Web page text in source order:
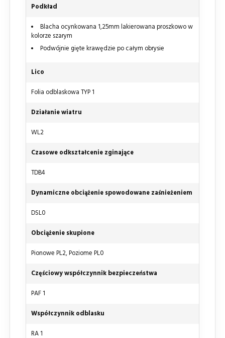
Podkład
Blacha ocynkowana 1,25mm lakierowana proszkowo w
kolorze szarym
Podwójnie gięte krawędzie po całym obrysie
Lico
Folia odblaskowa TYP 1
Działanie wiatru
WL2
Czasowe odkształcenie zginające
TDB4
Dynamiczne obciążenie spowodowane zaśnieżeniem
DSL0
Obciążenie skupione
Pionowe PL2, Poziome PL0
Częściowy współczynnik bezpieczeństwa
PAF 1
Współczynnik odblasku
RA 1